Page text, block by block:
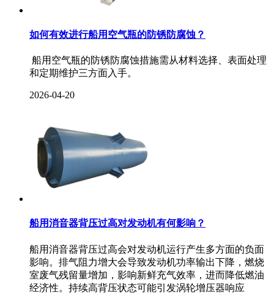
如何有效进行船用空气瓶的防锈防腐蚀？‌
‌ 船用空气瓶的防锈防腐蚀措施需从材料选择、表面处理
和定期维护三方面入手。
2026-04-20
船用消音器背压过高对发动机有何影响？
船用消音器背压过高会对发动机运行产生多方面的负面
影响。排气阻力增大会导致发动机功率输出下降，燃烧
室废气残留量增加，影响新鲜充气效率，进而降低燃油
经济性。持续高背压状态可能引发涡轮增压器响应